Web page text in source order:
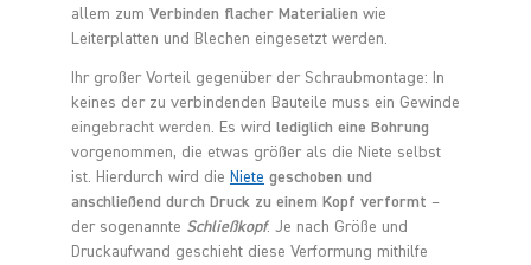
allem zum Verbinden flacher Materialien wie
Leiterplatten und Blechen eingesetzt werden.
Ihr großer Vorteil gegenüber der Schraubmontage: In
keines der zu verbindenden Bauteile muss ein Gewinde
eingebracht werden. Es wird lediglich eine Bohrung
vorgenommen, die etwas größer als die Niete selbst
ist. Hierdurch wird die Niete geschoben und
anschließend durch Druck zu einem Kopf verformt –
der sogenannte Schließkopf. Je nach Größe und
Druckaufwand geschieht diese Verformung mithilfe